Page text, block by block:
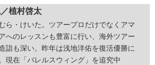
植村啓太
ら・けいた。ツアープロだけでなくアマ
へのレッスンも豊富に行い、海外ツアー
詣も深い。昨年は浅地洋佑を復活優勝に
現在「バレルスウィング」を追究中